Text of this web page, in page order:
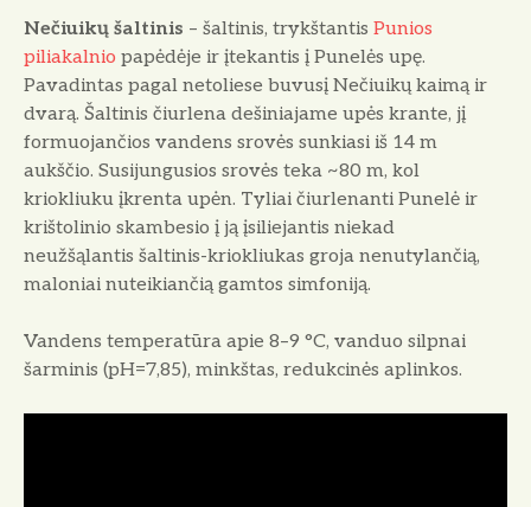
Nečiuikų šaltinis – šaltinis, trykštantis Punios
piliakalnio papėdėje ir įtekantis į Punelės upę.
Pavadintas pagal netoliese buvusį Nečiuikų kaimą ir
dvarą. Šaltinis čiurlena dešiniajame upės krante, jį
formuojančios vandens srovės sunkiasi iš 14 m
aukščio. Susijungusios srovės teka ~80 m, kol
kriokliuku įkrenta upėn. Tyliai čiurlenanti Punelė ir
krištolinio skambesio į ją įsiliejantis niekad
neužšąlantis šaltinis-kriokliukas groja nenutylančią,
maloniai nuteikiančią gamtos simfoniją.
Vandens temperatūra apie 8–9 °C, vanduo silpnai
šarminis (pH=7,85), minkštas, redukcinės aplinkos.